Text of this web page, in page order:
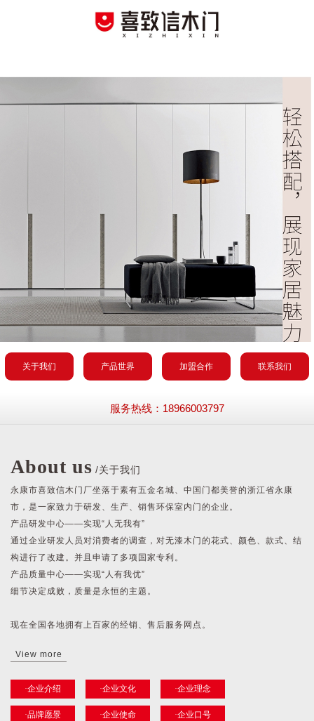
关于我们 产品世界 加盟合作 联系我们
服务热线：18966003797
About us /关于我们
永康市喜致信木门厂坐落于素有五金名城、中国门都美誉的浙江省永康
市，是一家致力于研发、生产、销售环保室内门的企业。
产品研发中心——实现“人无我有”
通过企业研发人员对消费者的调查，对无漆木门的花式、颜色、款式、结
构进行了改建。并且申请了多项国家专利。
产品质量中心——实现“人有我优”
细节决定成败，质量是永恒的主题。
现在全国各地拥有上百家的经销、售后服务网点。
View more
·企业介绍 ·企业文化 ·企业理念
·品牌愿景 ·企业使命 ·企业口号